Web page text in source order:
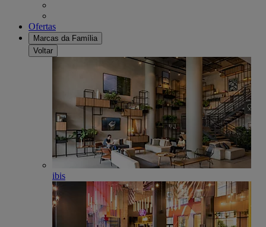
Ofertas
Marcas da Família
Voltar
ibis